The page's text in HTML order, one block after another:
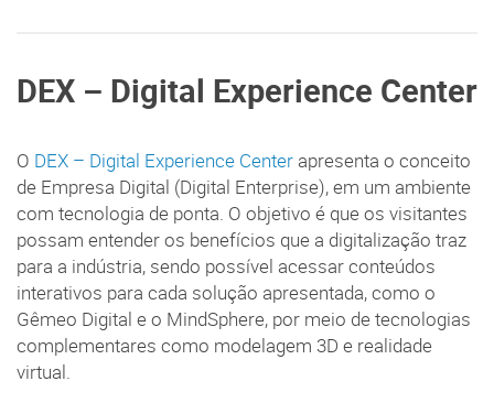
DEX – Digital Experience Center
O DEX – Digital Experience Centerapresenta o conceito
de Empresa Digital (Digital Enterprise), em um ambiente
com tecnologia de ponta. O objetivo é que os visitantes
possam entender os benefícios que a digitalização traz
para a indústria, sendo possível acessar conteúdos
interativos para cada solução apresentada, como o
Gêmeo Digital e o MindSphere, por meio de tecnologias
complementares como modelagem 3D e realidade
virtual.